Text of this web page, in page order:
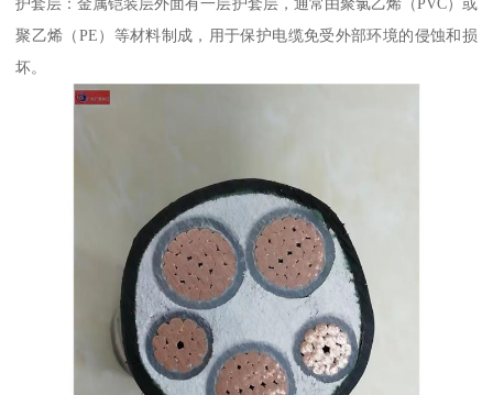
聚乙烯（PE）等材料制成，用于保护电缆免受外部环境的侵蚀和损
坏。